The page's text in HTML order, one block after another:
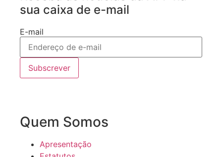
sua caixa de e-mail
E-mail
Subscrever
Quem Somos
Apresentação